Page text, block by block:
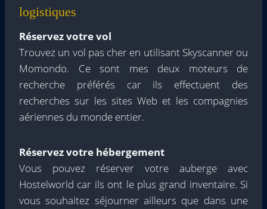
logistiques
Réservez votre vol
Trouvez un vol pas cher en utilisant Skyscanner ou
Momondo. Ce sont mes deux moteurs de
recherche préférés car ils effectuent des
recherches sur les sites Web et les compagnies
aériennes du monde entier.
Réservez votre hébergement
Vous pouvez réserver votre auberge avec
Hostelworld car ils ont le plus grand inventaire. Si
vous souhaitez séjourner ailleurs que dans une